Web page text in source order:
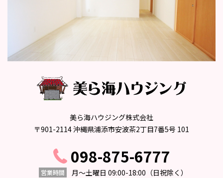
美ら海ハウジング株式会社
〒901-2114 沖縄県浦添市安波茶2丁目7番5号 101
098-875-6777
営業時間 月〜土曜日 09:00-18:00 （日祝除く）